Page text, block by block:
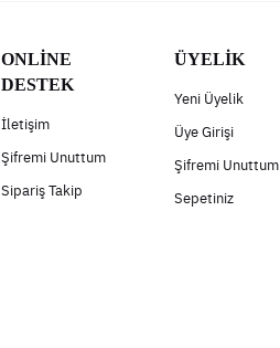
ONLİNE
DESTEK
İletişim
Şifremi Unuttum
Sipariş Takip
ÜYELİK
Yeni Üyelik
Üye Girişi
Şifremi Unuttum
Sepetiniz